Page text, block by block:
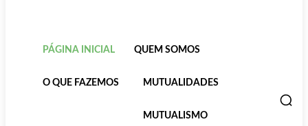
PÁGINA INICIAL QUEM SOMOS
O QUE FAZEMOS MUTUALIDADES
MUTUALISMO